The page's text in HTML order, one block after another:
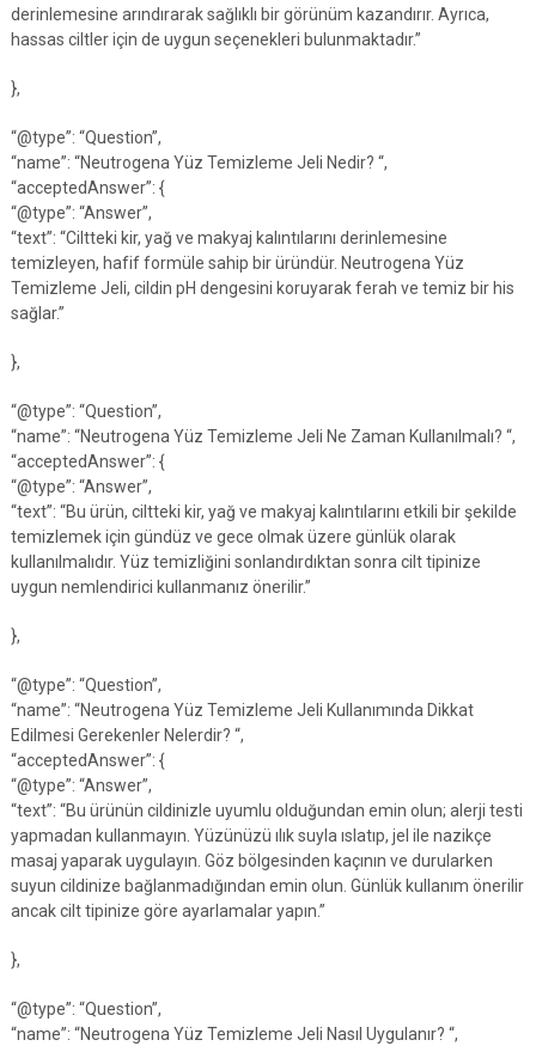
derinlemesine arındırarak sağlıklı bir görünüm kazandırır. Ayrıca,
hassas ciltler için de uygun seçenekleri bulunmaktadır.”
},
“@type”: “Question”,
“name”: “Neutrogena Yüz Temizleme Jeli Nedir? “,
“acceptedAnswer”: {
“@type”: “Answer”,
“text”: “Ciltteki kir, yağ ve makyaj kalıntılarını derinlemesine
temizleyen, hafif formüle sahip bir üründür. Neutrogena Yüz
Temizleme Jeli, cildin pH dengesini koruyarak ferah ve temiz bir his
sağlar.”
},
“@type”: “Question”,
“name”: “Neutrogena Yüz Temizleme Jeli Ne Zaman Kullanılmalı? “,
“acceptedAnswer”: {
“@type”: “Answer”,
“text”: “Bu ürün, ciltteki kir, yağ ve makyaj kalıntılarını etkili bir şekilde
temizlemek için gündüz ve gece olmak üzere günlük olarak
kullanılmalıdır. Yüz temizliğini sonlandırdıktan sonra cilt tipinize
uygun nemlendirici kullanmanız önerilir.”
},
“@type”: “Question”,
“name”: “Neutrogena Yüz Temizleme Jeli Kullanımında Dikkat
Edilmesi Gerekenler Nelerdir? “,
“acceptedAnswer”: {
“@type”: “Answer”,
“text”: “Bu ürünün cildinizle uyumlu olduğundan emin olun; alerji testi
yapmadan kullanmayın. Yüzünüzü ılık suyla ıslatıp, jel ile nazikçe
masaj yaparak uygulayın. Göz bölgesinden kaçının ve durularken
suyun cildinize bağlanmadığından emin olun. Günlük kullanım önerilir
ancak cilt tipinize göre ayarlamalar yapın.”
},
“@type”: “Question”,
“name”: “Neutrogena Yüz Temizleme Jeli Nasıl Uygulanır? “,